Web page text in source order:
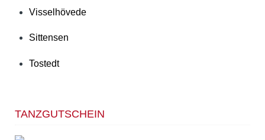
Visselhövede
Sittensen
Tostedt
TANZGUTSCHEIN